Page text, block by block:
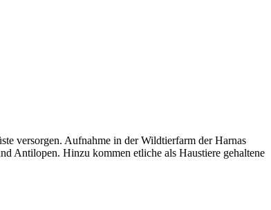
versorgen. Aufnahme in der Wildtierfarm der Harnas
Antilopen. Hinzu kommen etliche als Haustiere gehaltene